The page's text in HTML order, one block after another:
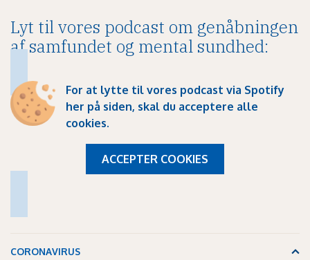
Lyt til vores podcast om genåbningen
af samfundet og mental sundhed:
For at lytte til vores podcast via Spotify
her på siden, skal du acceptere alle
cookies.
ACCEPTER COOKIES
CORONAVIRUS